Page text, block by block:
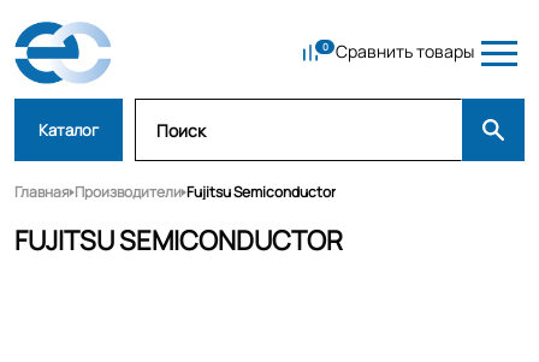
Сравнить товары
Каталог
Главная Производители Fujitsu Semiconductor
FUJITSU SEMICONDUCTOR